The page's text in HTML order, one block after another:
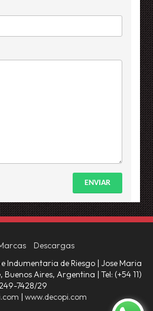
ENVIAR
Descargas
Indumentaria de Riesgo | Jose Maria
Buenos Aires, Argentina | Tel: (+54 11)
7428/29
| www.decopi.com